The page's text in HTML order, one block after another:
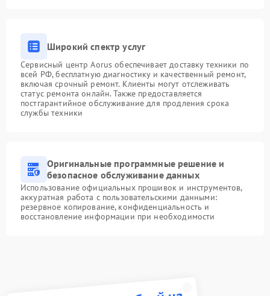
Широкий спектр услуг
Сервисный центр Aorus обеспечивает доставку техники по
всей РФ, бесплатную диагностику и качественный ремонт,
включая срочный ремонт. Клиенты могут отслеживать
статус ремонта онлайн. Также предоставляется
постгарантийное обслуживание для продления срока
службы техники
Оригинальные программные решение и
безопасное обслуживание данных
Использование официальных прошивок и инструментов,
аккуратная работа с пользовательскими данными:
резервное копирование, конфиденциальность и
восстановление информации при необходимости